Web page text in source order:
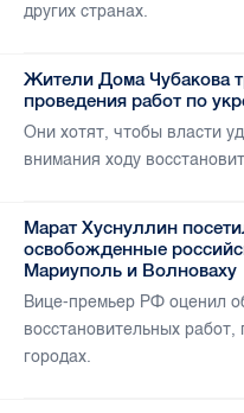
других странах.
Жители Дома Чубакова
проведения работ по
Они хотят, чтобы власти
внимания ходу
Марат Хуснуллин
освобожденные
Мариуполь и Волноваху
Вице-премьер РФ оценил
восстановительных работ,
городах.